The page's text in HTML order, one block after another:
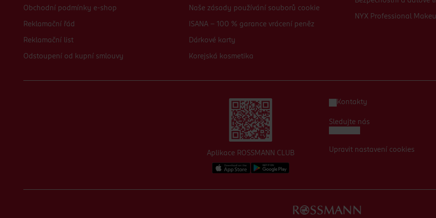
Obchodní podmínky e-shop
Reklamační řád
Reklamační list
Odstoupení od kupní smlouvy
Naše zásady používání souborů cookie
ISANA - 100 % garance vrácení peněz
Dárkové karty
Korejská kosmetika
NYX Professional
Aplikace ROSSMANN CLUB
Kontakty
Sledujte nás
Upravit nastavení cookies